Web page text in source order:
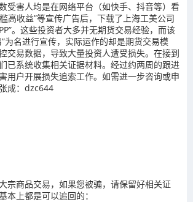
害人均是在网络平台（如快手、抖音等）看
高收益”等宣传广告后，下载了上海工美公司
。这些投资者大多并无期货交易经验，而该
为名进行宣传，实际运作的却是期货交易模
交易数据，导致大量投资人遭受损失。在接到
已系统收集相关证据材料。经过约两周的跟进
用户开展损失追索工作。如需进一步咨询或申
成：dzc644
商品交易，如果您被骗，请保留好相关证
本上都是可以追回的：